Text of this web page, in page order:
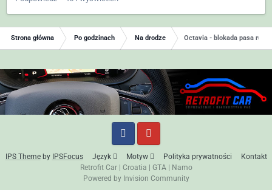
Strona główna Po godzinach Na drodze Octavia - blokada pasa ruchu
IPS Themeby IPSFocus Język Motyw Polityka prywatności
Kontakt
Retrofit Car| Croatia | GTA| Namo
Powered by Invision Community